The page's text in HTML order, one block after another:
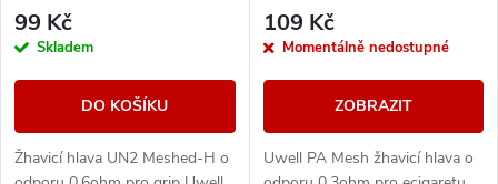
99 Kč
Skladem
DO KOŠÍKU
Žhavicí hlava UN2 Meshed-H o
109 Kč
Momentálně nedostupné
ZOBRAZIT
Uwell PA Mesh žhavicí hlava o